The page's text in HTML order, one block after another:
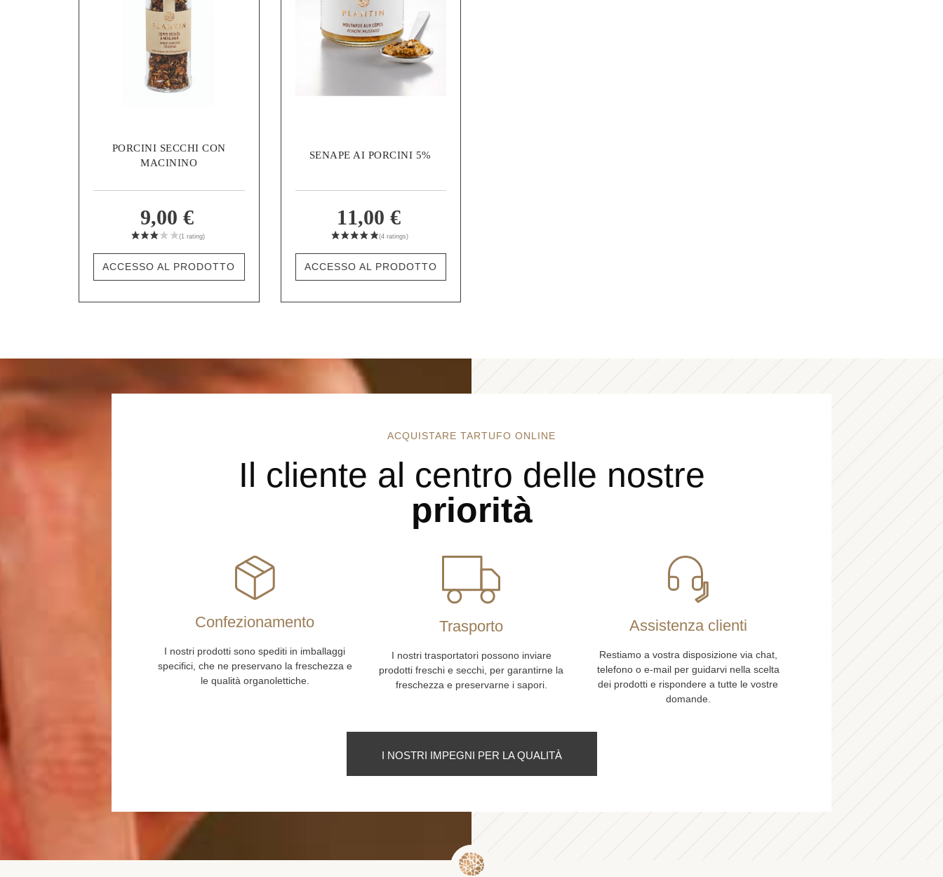
PORCINI SECCHI CON
MACININO
9,00 €
ACCESSO AL PRODOTTO
SENAPE AI PORCINI 5%
11,00 €
ACCESSO AL PRODOTTO
ACQUISTARE TARTUFO ONLINE
Il cliente al centro delle nostre
priorità
Confezionamento
I nostri prodotti sono spediti in imballaggi
specifici, che ne preservano la freschezza e
le qualità organolettiche.
Trasporto
I nostri trasportatori possono inviare
prodotti freschi e secchi, per garantirne la
freschezza e preservarne i sapori.
Assistenza clienti
Restiamo a vostra disposizione via chat,
telefono o e-mail per guidarvi nella scelta
dei prodotti e rispondere a tutte le vostre
domande.
I NOSTRI IMPEGNI PER LA QUALITÀ